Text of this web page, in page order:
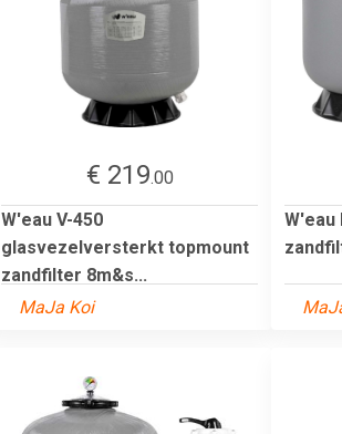
€ 219.00
W'eau V-450
glasvezelversterkt topmount
zandfilter 8m&s...
MaJa Koi
W'eau